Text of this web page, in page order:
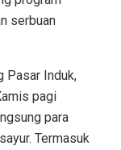
serbuan
Pasar Induk,
pagi
para
Termasuk